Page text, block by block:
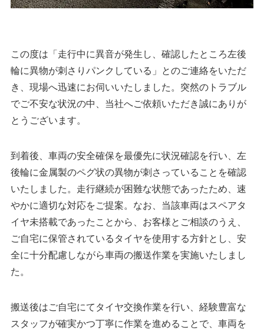
この度は「走行中に異音が発生し、確認したところ左後
輪に異物が刺さりパンクしている」とのご連絡をいただ
き、現場へ迅速にお伺いいたしました。突然のトラブル
でご不安な状況の中、当社へご依頼いただき誠にありが
とうございます。
到着後、車両の安全確保を最優先に状況確認を行い、左
後輪に金属製のペグ状の異物が刺さっていることを確認
いたしました。走行継続が困難な状態であったため、速
やかに適切な対応をご提案。なお、当該車両はスペアタ
イヤ未搭載であったことから、お客様とご相談のうえ、
ご自宅に保管されているタイヤを使用する方針とし、安
全に十分配慮しながら車両の搬送作業を実施いたしまし
た。
搬送後はご自宅にてタイヤ交換作業を行い、経験豊富な
スタッフが確実かつ丁寧に作業を進めることで、車両を